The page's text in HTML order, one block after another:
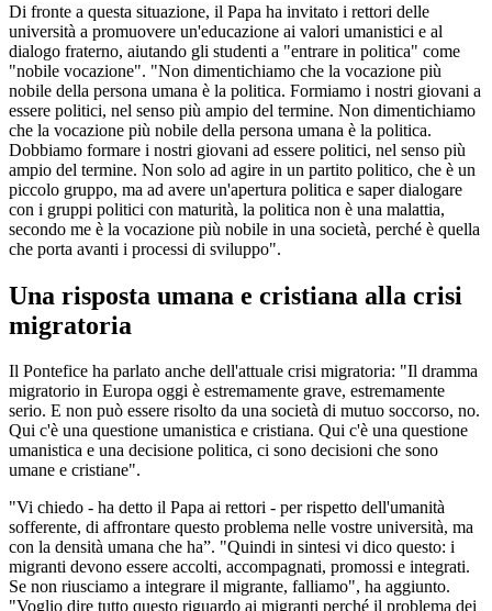
Di fronte a questa situazione, il Papa ha invitato i rettori delle
università a promuovere un'educazione ai valori umanistici e al
dialogo fraterno, aiutando gli studenti a "entrare in politica" come
"nobile vocazione". "Non dimentichiamo che la vocazione più
nobile della persona umana è la politica. Formiamo i nostri giovani a
essere politici, nel senso più ampio del termine. Non dimentichiamo
che la vocazione più nobile della persona umana è la politica.
Dobbiamo formare i nostri giovani ad essere politici, nel senso più
ampio del termine. Non solo ad agire in un partito politico, che è un
piccolo gruppo, ma ad avere un'apertura politica e saper dialogare
con i gruppi politici con maturità, la politica non è una malattia,
secondo me è la vocazione più nobile in una società, perché è quella
che porta avanti i processi di sviluppo".
Una risposta umana e cristiana alla crisi
migratoria
Il Pontefice ha parlato anche dell'attuale crisi migratoria: "Il dramma
migratorio in Europa oggi è estremamente grave, estremamente
serio. E non può essere risolto da una società di mutuo soccorso, no.
Qui c'è una questione umanistica e cristiana. Qui c'è una questione
umanistica e una decisione politica, ci sono decisioni che sono
umane e cristiane".
"Vi chiedo - ha detto il Papa ai rettori - per rispetto dell'umanità
sofferente, di affrontare questo problema nelle vostre università, ma
con la densità umana che ha”. "Quindi in sintesi vi dico questo: i
migranti devono essere accolti, accompagnati, promossi e integrati.
Se non riusciamo a integrare il migrante, falliamo", ha aggiunto.
"Voglio dire tutto questo riguardo ai migranti perché il problema dei